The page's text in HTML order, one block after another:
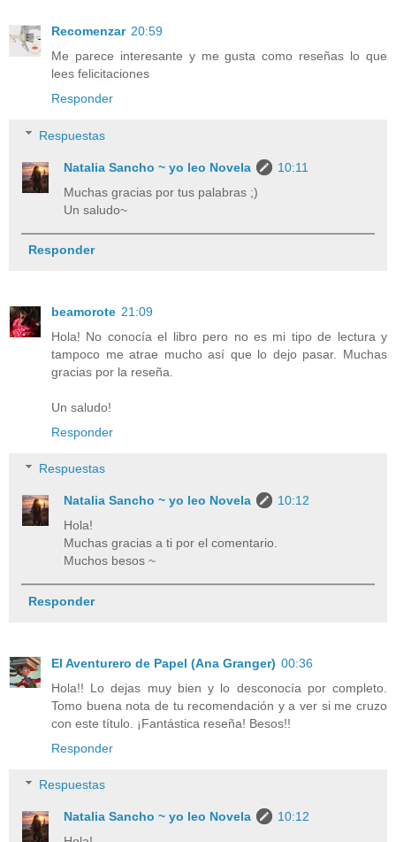
Recomenzar 20:59
Me parece interesante y me gusta como reseñas lo que
lees felicitaciones
Responder
Respuestas
Natalia Sancho ~ yo leo Novela
10:11
Muchas gracias por tus palabras ;)
Un saludo~
Responder
beamorote 21:09
Hola! No conocía el libro pero no es mi tipo de lectura y
tampoco me atrae mucho así que lo dejo pasar. Muchas
gracias por la reseña.
Un saludo!
Responder
Respuestas
Natalia Sancho ~ yo leo Novela
10:12
Hola!
Muchas gracias a ti por el comentario.
Muchos besos ~
Responder
El Aventurero de Papel (Ana Granger) 00:36
Hola!! Lo dejas muy bien y lo desconocía por completo.
Tomo buena nota de tu recomendación y a ver si me cruzo
con este título. ¡Fantástica reseña! Besos!!
Responder
Respuestas
Natalia Sancho ~ yo leo Novela
10:12